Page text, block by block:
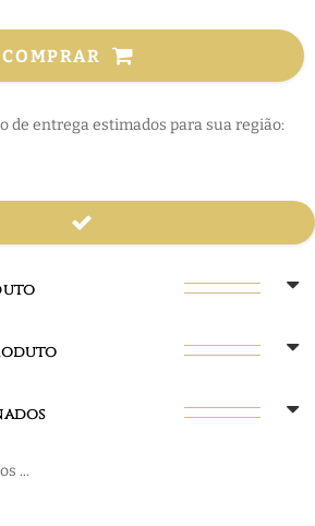
COMPRAR
de entrega estimados para sua região:
...